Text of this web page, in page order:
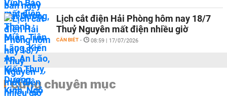
Lịch cắt điện Hải Phòng hôm nay 18/7
Thuỷ Nguyên mất điện nhiều giờ
CẦN BIẾT - 08:59 | 17/07/2026
Cùng chuyên mục